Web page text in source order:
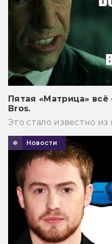
Пятая «Матрица»
Bros.
Это стало известно
Новости